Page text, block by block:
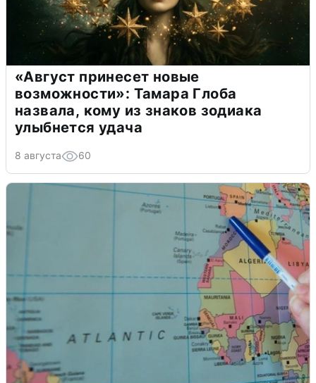
«Август принесет новые
возможности»: Тамара Глоба
назвала, кому из знаков зодиака
улыбнется удача
8 августа 60